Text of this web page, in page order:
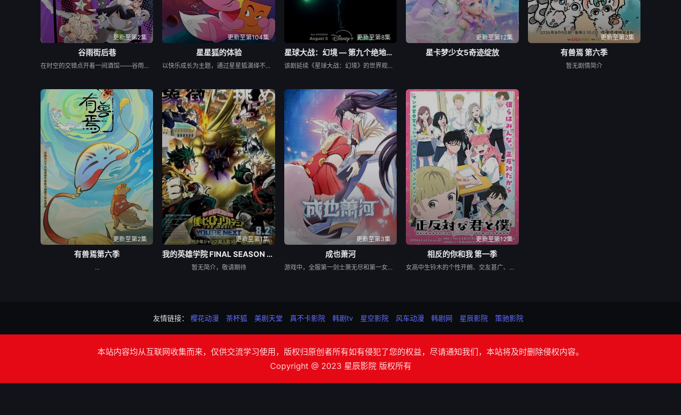
第137集 第138集 第139集 第140集 第142集 第143集 第144集
第145集 第146集 第147集 第148集 第149集 第150集 第152集
第153集 第154集 第155集 第156集 第157集 第160集
第161集 第162集 第163集 第164集 第165集 第166集 第167集
第169集 第170集 第171集 第172集 第173集 第174集
第177集 第178集 第179集 第180集 第181集 第182集 第183集
第185集 第186集 第187集 第188集
更新至第2集
谷雨街后巷
在时空的交错点开着一间酒馆——谷雨街后巷。 无论城市的角落，还是繁星坠落的荒漠， 穿过现实的迷宫，欢迎光临“谷雨街后巷”。 在这有着无尽时间的酒馆里， 点杯梦，邂逅形形色色的客人吧。 看水豚系少年小默剥开执念的外壳， 找到重重梦魇中渺茫到看不见的“我们”。
更新至第104集
星星狐的体验
以快乐成长为主题，通过星星狐演绎不同的职业角色，帮助了孩子们了解职业，带领他们找寻到自己的兴趣与爱好，树立职业理想，并不断为这一理想而努力。
更新至第8集
星球大战：幻境 — 第九个绝地武士
该剧延续《星球大战：幻境》的世界观，见证绝地武士崭新篇章。
更新至第12集
星卡梦少女5奇迹绽放
更新至第2集
有兽焉 第六季
暂无剧情简介
更新至第2集
有兽焉第六季
...
更新至第1集
我的英雄学院 FINAL SEASON 特别篇
暂无简介，敬请期待
更新至第3集
成也萧河
游戏中，全服第一剑士萧无尽和第一女通缉犯桃之夭夭不打不相识。现实中，冬川大学校园男神萧河和大一新生沈心因大学生电竞比赛相遇相知。二人和好友阳曜组成战队，一路过关斩将，力争要夺得比赛的冠军！萧河和沈心相互治愈、相互鼓励，在追求梦想的道路上携手前行，在好友阳曜和向楠的助攻下，二人又会擦出怎样的火花？
更新至第12集
相反的你和我 第一季
女高中生铃木的个性开朗、交友甚广、擅长察言观色，是班上的中心人物之一，她喜欢的对象是坐在自己隔壁的男同学谷，而谷的个性与铃木恰恰相反，他内敛沉稳、有主见、待人一视同仁。铃木一直无法鼓起勇气告白，直到某日一个偶然机会，两人放学回家时走在同一条路上，并因此牵起了手。之后两人相互倾诉对彼此的好感，并开始交往，而同学们虽然感到讶异，但也都很支持两人的恋情。
友情链接： 樱花动漫 茶杯狐 美剧天堂 真不卡影院 韩剧tv 星空影院 风车动漫 韩剧网 星辰影院 策驰影院
本站内容均从互联网收集而来，仅供交流学习使用，版权归原创者所有如有侵犯了您的权益，尽请通知我们，本站将及时删除侵权内容。
Copyright @ 2023 星辰影院 版权所有